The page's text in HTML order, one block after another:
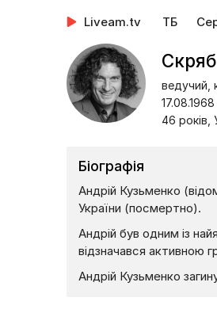
Liveam.tv ТБ
ведучий,
46 років,
Біографія
Андрій Кузьменко
України (посмертно).
Андрій був одним із
відзначався активною
Андрій Кузьменко